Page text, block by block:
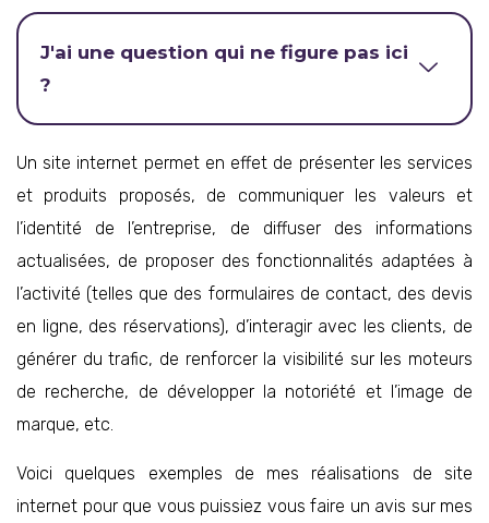
J'ai une question qui ne figure pas ici
?
Un site internet permet en effet de présenter les services
et produits proposés, de communiquer les valeurs et
l’identité de l’entreprise, de diffuser des informations
actualisées, de proposer des fonctionnalités adaptées à
l’activité (telles que des formulaires de contact, des devis
en ligne, des réservations), d’interagir avec les clients, de
générer du trafic, de renforcer la visibilité sur les moteurs
de recherche, de développer la notoriété et l’image de
marque, etc.
Voici quelques exemples de mes réalisations de site
internet pour que vous puissiez vous faire un avis sur mes